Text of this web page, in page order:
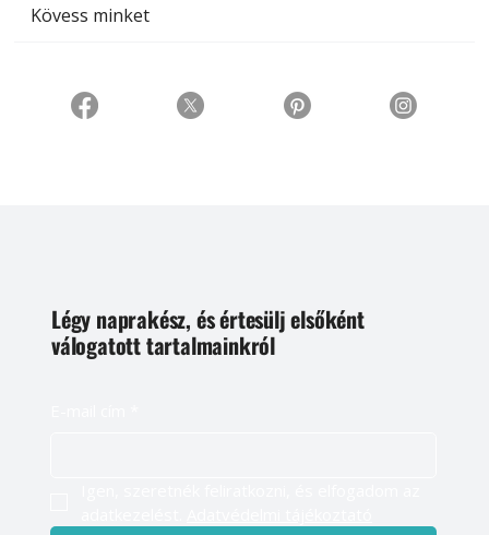
Kövess minket
Légy naprakész, és értesülj elsőként
válogatott tartalmainkról